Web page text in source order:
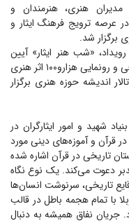
هنری، هنرمندان و
در عرصه ترویج فرهنگ ایثار و
«شب هنر ایثار» آیین
تجلیل از هنرمندان حوزه ایثار و شهادت با معرفی و رونمایی هزارو۱۰۰ اثر هنری
اندیشه حوزه هنری برگزار
شهید و امور ایثارگران در
قرآن و آموزه‌های دینی مورد
گرفته، تاریخ است. بیش از ۲۰۸ داستان تاریخی در قرآن اشاره شده
دعوت می‌کند. یک نوع نگاه
تاریخی، سرنوشت انسان‌ها
با تمام هجمه باطل در قالب
جریان نفاق همیشه به دنبال